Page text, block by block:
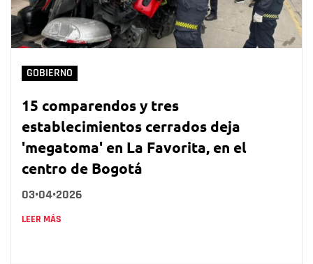
GOBIERNO
15 comparendos y tres
establecimientos cerrados deja
'megatoma' en La Favorita, en el
centro de Bogotá
03•04•2026
LEER MÁS